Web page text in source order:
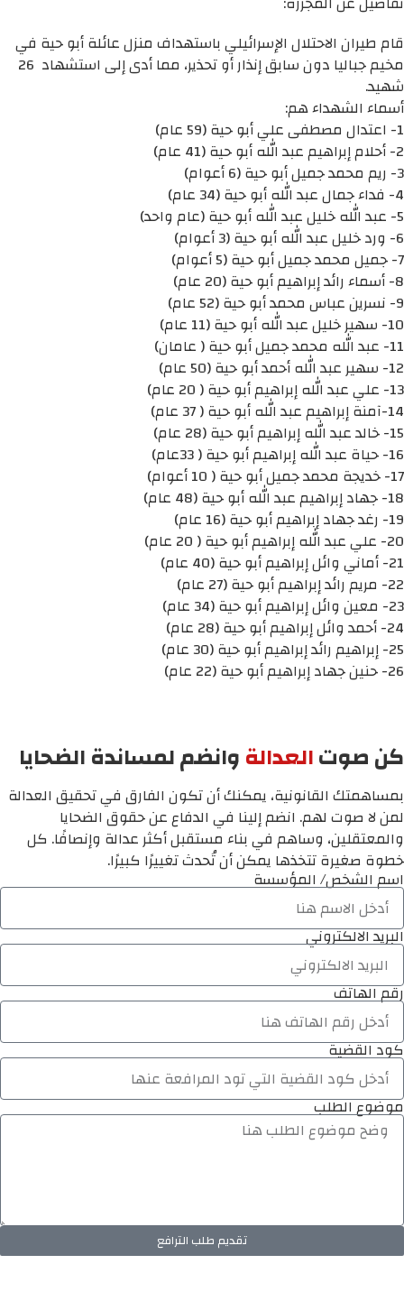
قام طيران الاحتلال الإسرائيلي باستهداف منزل عائلة أبو حية في
مخيم جباليا دون سابق إنذار أو تحذير، مما أدى إلى استشهاد 26
شهيد.
أسماء الشهداء هم:
1- اعتدال مصطفى علي أبو حية (59 عام)
2- أحلام إبراهيم عبد الله أبو حية (41 عام)
3- ريم محمد جميل أبو حية (6 أعوام)
4- فداء جمال عبد الله أبو حية (34 عام)
5- عبد الله خليل عبد الله أبو حية (عام واحد)
6- ورد خليل عبد الله أبو حية (3 أعوام)
7- جميل محمد جميل أبو حية (5 أعوام)
8- أسماء رائد إبراهيم أبو حية (20 عام)
9- نسرين عباس محمد أبو حية (52 عام)
10- سهير خليل عبد الله أبو حية (11 عام)
11- عبد الله محمد جميل أبو حية ( عامان)
12- سهير عبد الله أحمد أبو حية (50 عام)
13- علي عبد الله إبراهيم أبو حية ( 20 عام)
14-آمنة إبراهيم عبد الله أبو حية ( 37 عام)
15- خالد عبد الله إبراهيم أبو حية (28 عام)
16- حياة عبد الله إبراهيم أبو حية ( 33عام)
17- خديجة محمد جميل أبو حية ( 10 أعوام)
18- جهاد إبراهيم عبد الله أبو حية (48 عام)
19- رغد جهاد إبراهيم أبو حية (16 عام)
20- علي عبد الله إبراهيم أبو حية ( 20 عام)
21- أماني وائل إبراهيم أبو حية (40 عام)
22- مريم رائد إبراهيم أبو حية (27 عام)
23- معين وائل إبراهيم أبو حية (34 عام)
24- أحمد وائل إبراهيم أبو حية (28 عام)
25- إبراهيم رائد إبراهيم أبو حية (30 عام)
26- حنين جهاد إبراهيم أبو حية (22 عام)
كن صوتالعدالةوانضم لمساندة الضحايا
بمساهمتك القانونية، يمكنك أن تكون الفارق في تحقيق العدالة
لمن لا صوت لهم. انضم إلينا في الدفاع عن حقوق الضحايا
والمعتقلين، وساهم في بناء مستقبل أكثر عدالة وإنصافًا. كل
خطوة صغيرة تتخذها يمكن أن تُحدث تغييرًا كبيرًا.
اسم الشخص/ المؤسسة
البريد الالكتروني
رقم الهاتف
كود القضية
موضوع الطلب
تقديم طلب الترافع